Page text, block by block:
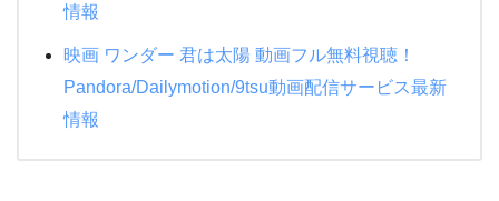
情報
映画 ワンダー 君は太陽 動画フル無料視聴！
Pandora/Dailymotion/9tsu動画配信サービス最新
情報